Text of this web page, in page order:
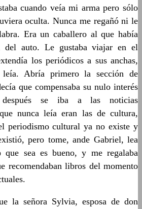
cuando veía mi arma pero sólo
oculta. Nunca me regañó ni le
Era un caballero al que había
del auto. Le gustaba viajar en el
los periódicos a sus anchas,
Abría primero la sección de
que compensaba su nulo interés
se iba a las noticias
nunca leía eran las de cultura,
periodismo cultural ya no existe y
pero tome, ande Gabriel, lea
que sea es bueno, y me regalaba
recomendaban libros del momento
la señora Sylvia, esposa de don